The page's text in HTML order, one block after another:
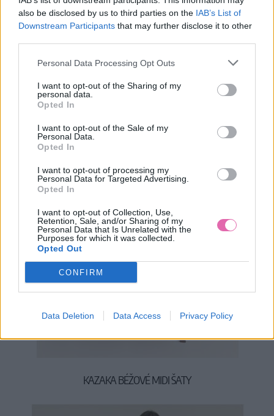
also be disclosed by us to third parties on the IAB’s List of
Downstream Participants that may further disclose it to other
Personal Data Processing Opt Outs
I want to opt-out of the Sharing of my
personal data.
Opted In
I want to opt-out of the Sale of my
Personal Data.
Opted In
I want to opt-out of processing my
Personal Data for Targeted Advertising.
Opted In
I want to opt-out of Collection, Use,
Retention, Sale, and/or Sharing of my
Personal Data that Is Unrelated with the
Purposes for which it was collected.
Opted Out
CONFIRM
Data Deletion Data Access Privacy Policy
LOVIE & CO MODRE MAXI ŠATY
34,90 €
KAZAKA BÉŽOVÉ MIDI ŠATY
44,90 €